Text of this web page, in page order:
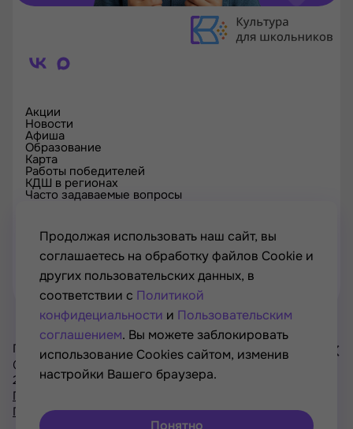
Акции
Новости
Афиша
Образование
Карта
Работы победителей
КДШ в регионах
Часто задаваемые вопросы
Проверка сертификата
Контакты
Проект Минкультуры России, Минпросвещения России
© РОСКУЛЬТПРОЕКТ, Российский фонд культуры, 2021—
2026
Политика конфиденциальности
Пользовательское соглашение
Продолжая использовать наш сайт, вы
соглашаетесь на обработку файлов Cookie и
других пользовательских данных, в
соответствии с Политикой
конфидециальности и Пользовательским
соглашением. Вы можете заблокировать
использование Cookies сайтом, изменив
настройки Вашего браузера.
Понятно